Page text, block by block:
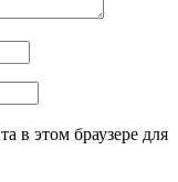
в этом браузере для